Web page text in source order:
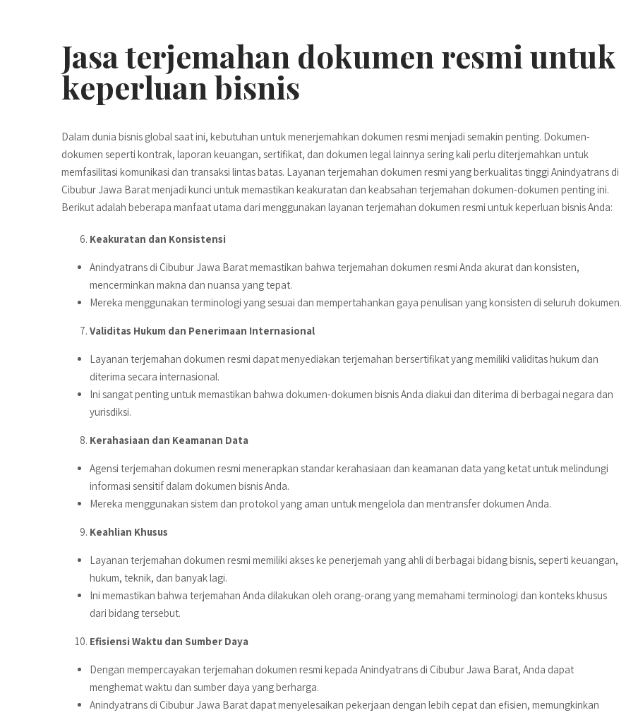
Jasa terjemahan dokumen resmi untuk
keperluan bisnis
Dalam dunia bisnis global saat ini, kebutuhan untuk menerjemahkan dokumen resmi menjadi semakin penting. Dokumen-
dokumen seperti kontrak, laporan keuangan, sertifikat, dan dokumen legal lainnya sering kali perlu diterjemahkan untuk
memfasilitasi komunikasi dan transaksi lintas batas. Layanan terjemahan dokumen resmi yang berkualitas tinggi Anindyatrans di
Cibubur Jawa Barat menjadi kunci untuk memastikan keakuratan dan keabsahan terjemahan dokumen-dokumen penting ini.
Berikut adalah beberapa manfaat utama dari menggunakan layanan terjemahan dokumen resmi untuk keperluan bisnis Anda:
Keakuratan dan Konsistensi
Anindyatrans di Cibubur Jawa Barat memastikan bahwa terjemahan dokumen resmi Anda akurat dan konsisten,
mencerminkan makna dan nuansa yang tepat.
Mereka menggunakan terminologi yang sesuai dan mempertahankan gaya penulisan yang konsisten di seluruh dokumen.
Validitas Hukum dan Penerimaan Internasional
Layanan terjemahan dokumen resmi dapat menyediakan terjemahan bersertifikat yang memiliki validitas hukum dan
diterima secara internasional.
Ini sangat penting untuk memastikan bahwa dokumen-dokumen bisnis Anda diakui dan diterima di berbagai negara dan
yurisdiksi.
Kerahasiaan dan Keamanan Data
Agensi terjemahan dokumen resmi menerapkan standar kerahasiaan dan keamanan data yang ketat untuk melindungi
informasi sensitif dalam dokumen bisnis Anda.
Mereka menggunakan sistem dan protokol yang aman untuk mengelola dan mentransfer dokumen Anda.
Keahlian Khusus
Layanan terjemahan dokumen resmi memiliki akses ke penerjemah yang ahli di berbagai bidang bisnis, seperti keuangan,
hukum, teknik, dan banyak lagi.
Ini memastikan bahwa terjemahan Anda dilakukan oleh orang-orang yang memahami terminologi dan konteks khusus
dari bidang tersebut.
Efisiensi Waktu dan Sumber Daya
Dengan mempercayakan terjemahan dokumen resmi kepada Anindyatrans di Cibubur Jawa Barat, Anda dapat
menghemat waktu dan sumber daya yang berharga.
Anindyatrans di Cibubur Jawa Barat dapat menyelesaikan pekerjaan dengan lebih cepat dan efisien, memungkinkan